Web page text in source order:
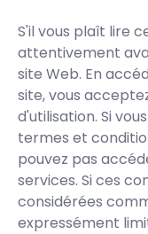
S'il vous plaît lire
attentivement
site Web. En
site, vous
d'utilisation. Si
termes et
pouvez pas
services. Si ces
considérées
expressément